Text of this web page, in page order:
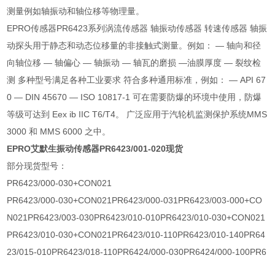
测量例如轴振动和轴位移等物理量。
EPRO传感器PR6423系列涡流传感器 轴振动传感器 转速传感器 轴振
动探头用于静态和动态位移量的非接触式测量。例如： ― 轴向和径
向轴位移 ― 轴偏心 ― 轴振动 ― 轴瓦的磨损 ―油膜厚度 ― 裂纹检
测 多种型号满足各种工业要求 符合多种通用标准，例如： ― API 67
0 ― DIN 45670 ― ISO 10817-1 可在需要防爆的环境中使用，防爆
等级可达到 Eex ib IIC T6/T4。 广泛应用于汽轮机监测保护系统MMS
3000 和 MMS 6000 之中。
EPRO艾默生振动传感器PR6423/001-020现货
部分现货型号：
PR6423/000-030+CON021
PR6423/000-030+CON021PR6423/000-031PR6423/003-000+CO
N021PR6423/003-030PR6423/010-010PR6423/010-030+CON021
PR6423/010-030+CON021PR6423/010-110PR6423/010-140PR64
23/015-010PR6423/018-110PR6424/000-030PR6424/000-100PR6